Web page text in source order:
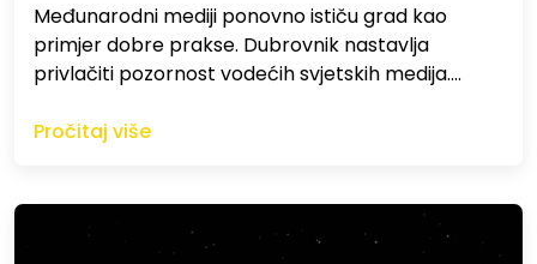
Međunarodni mediji ponovno ističu grad kao
primjer dobre prakse. Dubrovnik nastavlja
privlačiti pozornost vodećih svjetskih medija.…
Pročitaj više